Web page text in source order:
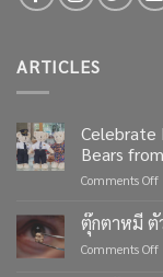
ARTICLES
Celebrate
Bears
Comments Offon
ตุ๊กตาหมี ตั
Comments Offon